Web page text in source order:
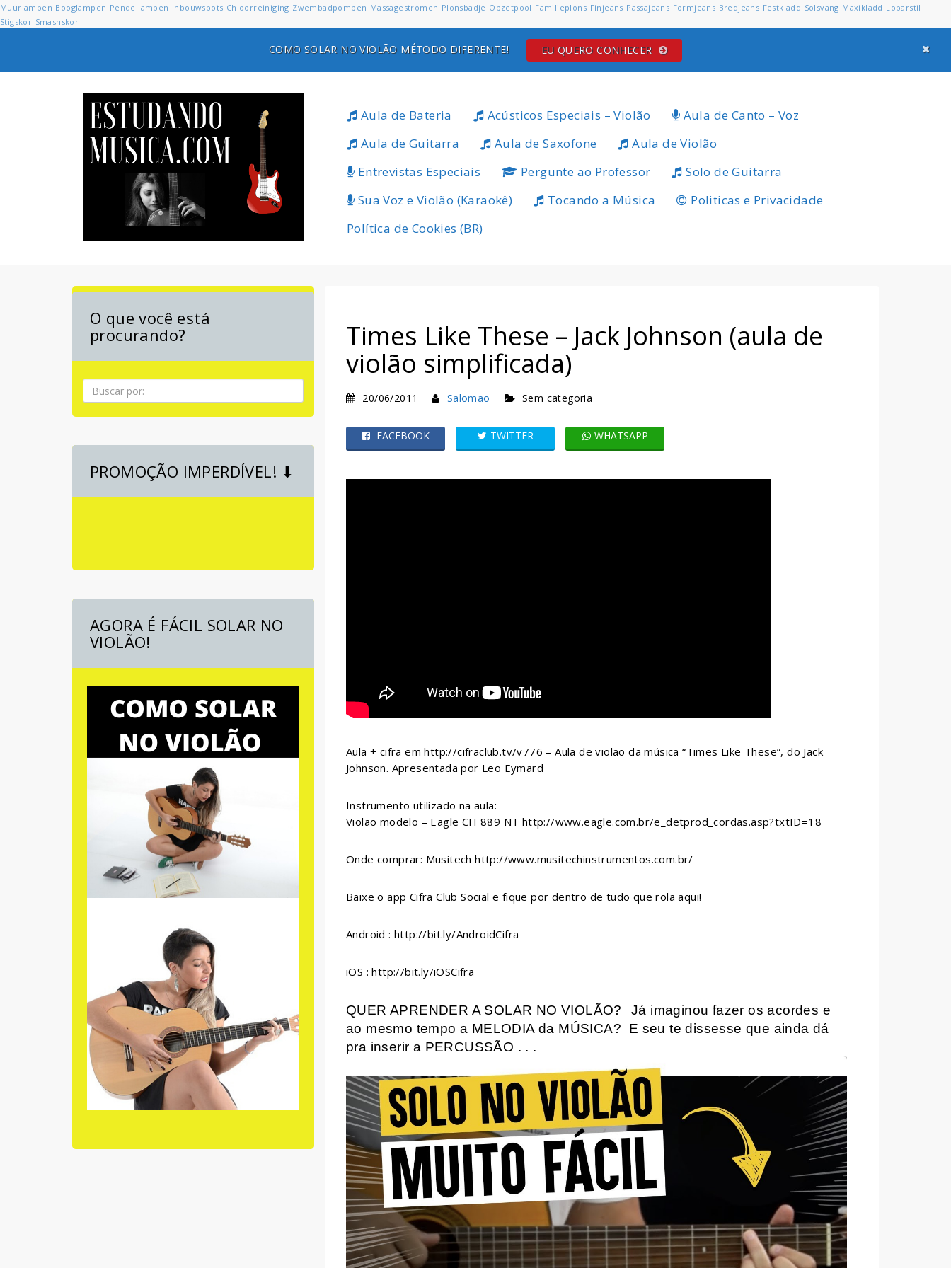
Muurlampen Booglampen Pendellampen Inbouwspots Chloorreiniging Zwembadpompen Massagestromen Plonsbadje Opzetpool Familieplons Finjeans Passajeans Formjeans Bredjeans Festkladd Solsvang Maxikladd Loparstil
Stigskor Smashskor
COMO SOLAR NO VIOLÃO MÉTODO DIFERENTE! EU QUERO CONHECER
Aula de Bateria Acústicos Especiais – Violão
Aula de Canto – Voz
Aula de Guitarra
Aula de Saxofone
Aula de Violão
Entrevistas Especiais
Pergunte ao Professor
Solo de Guitarra
Sua Voz e Violão (Karaokê)
Tocando a Música
Politicas e Privacidade
Política de Cookies (BR)
O que você está
procurando?
Pesquisa
PROMOÇÃO IMPERDÍVEL! ⬇
AGORA É FÁCIL SOLAR NO
VIOLÃO!
Times Like These – Jack Johnson (aula de
violão simplificada)
20/06/2011 Salomao Sem categoria
FACEBOOK TWITTER WHATSAPP
Aula + cifra em http://cifraclub.tv/v776 – Aula de violão da música “Times Like These”, do Jack
Johnson. Apresentada por Leo Eymard
Instrumento utilizado na aula:
Violão modelo – Eagle CH 889 NT http://www.eagle.com.br/e_detprod_cordas.asp?txtID=18
Onde comprar: Musitech http://www.musitechinstrumentos.com.br/
Baixe o app Cifra Club Social e fique por dentro de tudo que rola aqui!
Android : http://bit.ly/AndroidCifra
iOS : http://bit.ly/iOSCifra
QUER APRENDER A SOLAR NO VIOLÃO?
Já imaginou fazer os acordes e
ao mesmo tempo a MELODIA da MÚSICA? E seu te dissesse que ainda dá
pra inserir a PERCUSSÃO . . .